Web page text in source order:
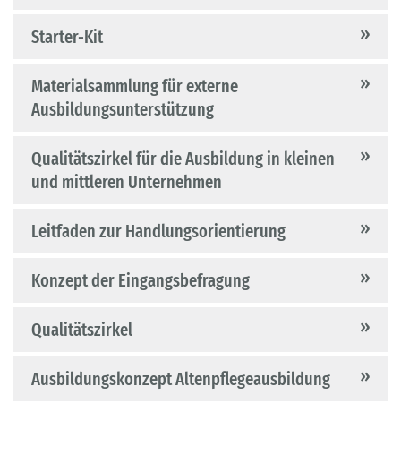
Starter-Kit
Materialsammlung für externe
Ausbildungsunterstützung
Qualitätszirkel für die Ausbildung in kleinen
und mittleren Unternehmen
Leitfaden zur Handlungsorientierung
Konzept der Eingangsbefragung
Qualitätszirkel
Ausbildungskonzept Altenpflegeausbildung